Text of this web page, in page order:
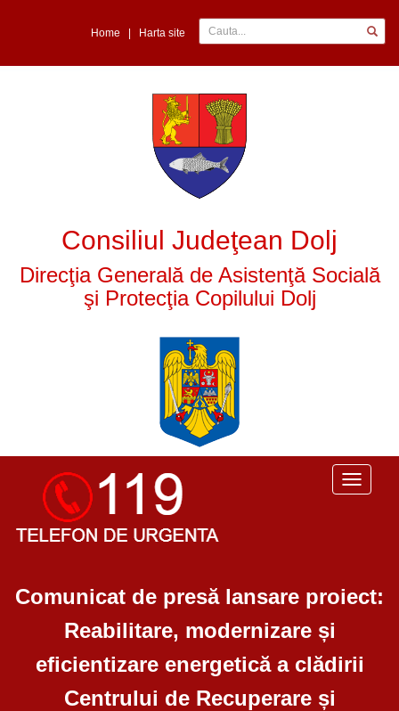
Home Harta site
Consiliul Judeţean Dolj
Direcţia Generală de Asistenţă Socială
şi Protecţia Copilului Dolj
Toggle
Comunicat de presă lansare proiect:
Reabilitare, modernizare și
eficientizare energetică a clădirii
Centrului de Recuperare și